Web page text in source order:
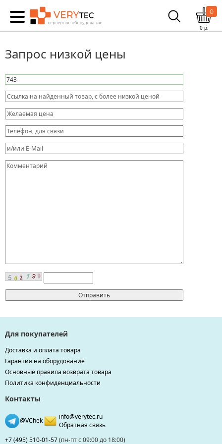
0
0р.
Запрос низкой цены
Для покупателей
Доставка и оплата товара
Гарантия на оборудование
Основные правила возврата товара
Политика конфиденциальности
Контакты
@VChek
info@verytec.ru
Обратная связь
+7 (495) 510-01-57(пн-пт с 09:00 до 18:00)